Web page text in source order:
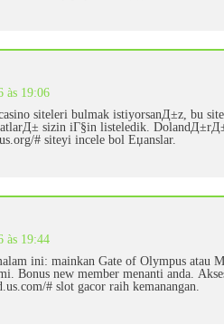
às 19:06
siteleri bulmak istiyorsanД±z, bu
sizin iГ§in listeledik.
# siteyi incele bol Еџanslar.
às 19:44
ini: mainkan Gate of Olympus atau
Bonus new member menanti anda.
# slot gacor raih kemanangan.